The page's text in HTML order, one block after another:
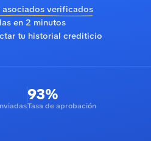
asociados verificados
en 2 minutos
tu historial crediticio
93%
Tasa de aprobación